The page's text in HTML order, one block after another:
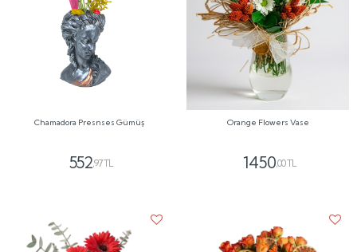
Chamadora Presnses Gümüş
552,97 TL
Orange Flowers Vase
1450,00 TL